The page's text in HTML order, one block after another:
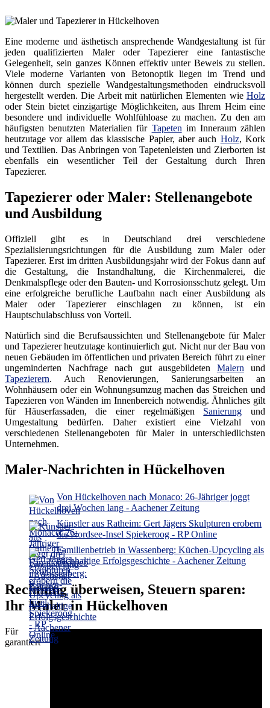
Eine moderne und ästhetisch ansprechende Wandgestaltung ist für
jeden qualifizierten Maler oder Tapezierer eine fantastische
Gelegenheit, sein ganzes Können effektiv unter Beweis zu stellen.
Viele moderne Varianten von Betonoptik liegen im Trend und
können durch spezielle Wandgestaltungsmethoden eindrucksvoll
hergestellt werden. Die Arbeit mit natürlichen Elementen wie Holz
oder Stein bietet einzigartige Möglichkeiten, aus Ihrem Heim eine
besondere und individuelle Wohlfühloase zu machen. Zu den am
häufigsten benutzten Materialien für Tapeten im Inneraum zählen
heutzutage vor allem das klassische Papier, aber auch Holz, Kork
und Textilien. Das Anbringen von Tapetenleisten und Zierborten ist
ebenfalls ein wesentlicher Teil der Gestaltung durch Ihren
Tapezierer.
Tapezierer oder Maler: Stellenangebote
und Ausbildung
Offiziell gibt es in Deutschland drei verschiedene
Spezialisierungsrichtungen für die Ausbildung zum Maler oder
Tapezierer. Erst im dritten Ausbildungsjahr wird der Fokus dann auf
die Gestaltung, die Instandhaltung, die Kirchenmalerei, die
Denkmalspflege oder den Bauten- und Korrosionsschutz gelegt. Um
eine erfolgreiche berufliche Laufbahn nach einer Ausbildung als
Maler oder Tapezierer einschlagen zu können, ist ein
Hauptschulabschluss von Vorteil.
Natürlich sind die Berufsaussichten und Stellenangebote für Maler
und Tapezierer heutzutage kontinuierlich gut. Nicht nur der Bau von
neuen Gebäuden im öffentlichen und privaten Bereich führt zu einer
ungeminderten Nachfrage nach gut ausgebildeten Malern und
Tapezierern. Auch Renovierungen, Sanierungsarbeiten an
Wohnhäusern oder ein Wohnungsumzug machen das Streichen und
Tapezieren von Wänden im Innenbereich notwendig. Ähnliches gilt
für Häuserfassaden, die einer regelmäßigen Sanierung und
Umgestaltung bedürfen. Daher existiert eine Vielzahl von
verschiedenen Stellenangeboten für Maler in unterschiedlichsten
Unternehmen.
Maler-Nachrichten in Hückelhoven
Von Hückelhoven nach Monaco: 26-Jähriger joggt
drei Wochen lang - Aachener Zeitung
Künstler aus Ratheim: Gert Jägers Skulpturen erobern
die Nordsee-Insel Spiekeroog - RP Online
Familienbetrieb in Wassenberg: Küchen-Upcycling als
nachhaltige Erfolgsgeschichte - Aachener Zeitung
Rechnung überweisen, Steuern sparen:
Ihr Maler in Hückelhoven
Für
garantiert